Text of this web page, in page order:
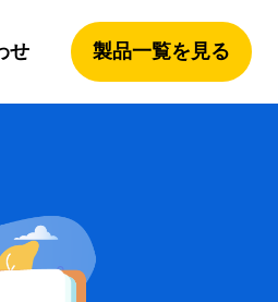
せ 製品一覧を見る